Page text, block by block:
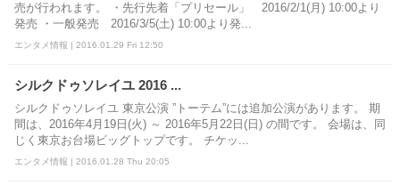
売が行われます。 ・先行先着「プリセール」 2016/2/1(月) 10:00より
発売 ・一般発売 2016/3/5(土) 10:00より発...
エンタメ情報 | 2016.01.29 Fri 12:50
シルクドゥソレイユ 2016 ...
シルクドゥソレイユ 東京公演 ”トーテム”には追加公演があります。 期
間は、2016年4月19日(火) ～ 2016年5月22日(日) の間です。 会場は、同
じく東京お台場ビッグトップです。 チケッ...
エンタメ情報 | 2016.01.28 Thu 20:05